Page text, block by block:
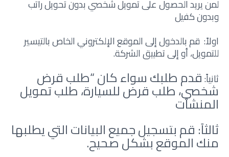
لمن يريد الحصول على تمويل شخصي بدون تحويل راتب
وبدون كفيل
اولاً: قم بالدخول إلى الموقع الإلكتروني الخاص بالتيسير
للتمويل، أو إلى تطبيق الشركة.
ثانياً:قدم طلبك سواء كان “طلب قرض
شخصي، طلب قرض للسيارة، طلب تمويل
المنشآت
ثالثاً: قم بتسجيل جميع البيانات التي يطلبها
منك الموقع بشكل صحيح.